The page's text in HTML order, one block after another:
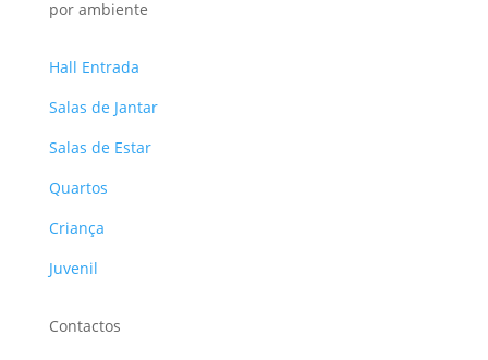
por ambiente
Hall Entrada
Salas de Jantar
Salas de Estar
Quartos
Criança
Juvenil
Contactos